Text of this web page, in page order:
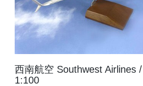
西南航空 Southwest Airlines
1:100